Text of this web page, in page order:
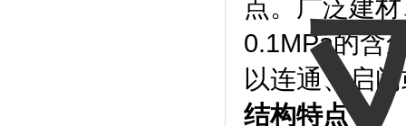
点。广泛建
0.1MPa的含
以连通、启
结构特点：